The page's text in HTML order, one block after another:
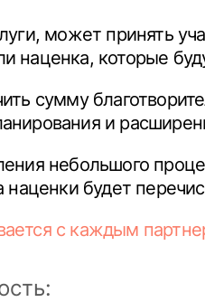
может принять
наценка, которые
сумму
и
небольшого
наценки будет
с каждым